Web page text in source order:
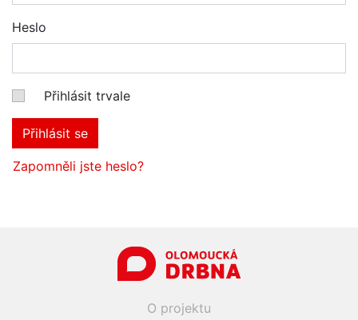
Heslo
Přihlásit trvale
Přihlásit se
Zapomněli jste heslo?
O projektu